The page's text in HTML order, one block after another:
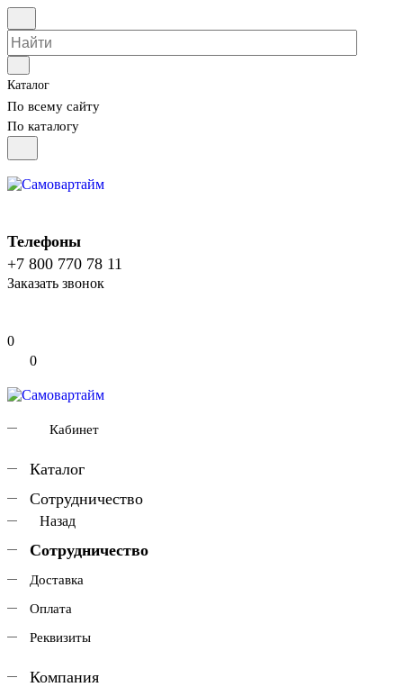
Каталог
По всему сайту
По каталогу
Телефоны
+7 800 770 78 11
Заказать звонок
0
0
Кабинет
Каталог
Сотрудничество
Назад
Сотрудничество
Доставка
Оплата
Реквизиты
Компания